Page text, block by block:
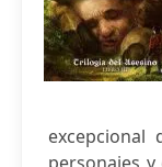
excepcional